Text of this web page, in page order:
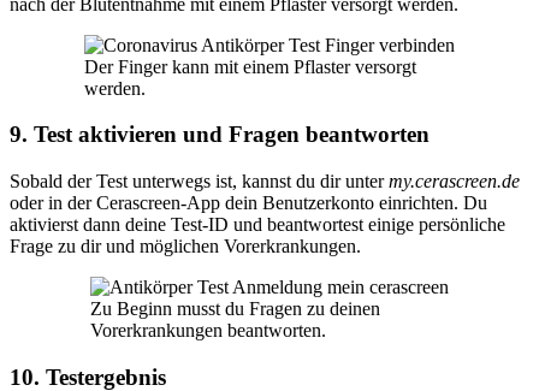
Der Finger kann mit einem Pflaster versorgt
werden.
9. Test aktivieren und Fragen beantworten
Sobald der Test unterwegs ist, kannst du dir untermy.cerascreen.de
oder in der Cerascreen-App dein Benutzerkonto einrichten. Du
aktivierst dann deine Test-ID und beantwortest einige persönliche
Frage zu dir und möglichen Vorerkrankungen.
Zu Beginn musst du Fragen zu deinen
Vorerkrankungen beantworten.
10. Testergebnis